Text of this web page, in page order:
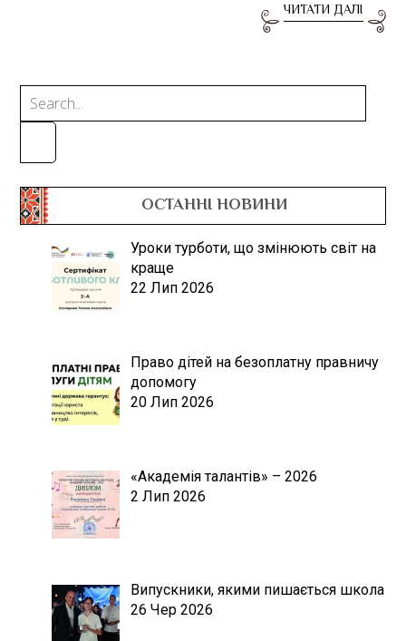
ЧИТАТИ ДАЛІ
ОСТАННІ НОВИНИ
Уроки турботи, що змінюють світ на
краще
22 Лип 2026
Право дітей на безоплатну правничу
допомогу
20 Лип 2026
«Академія талантів» – 2026
2 Лип 2026
Випускники, якими пишається школа
26 Чер 2026